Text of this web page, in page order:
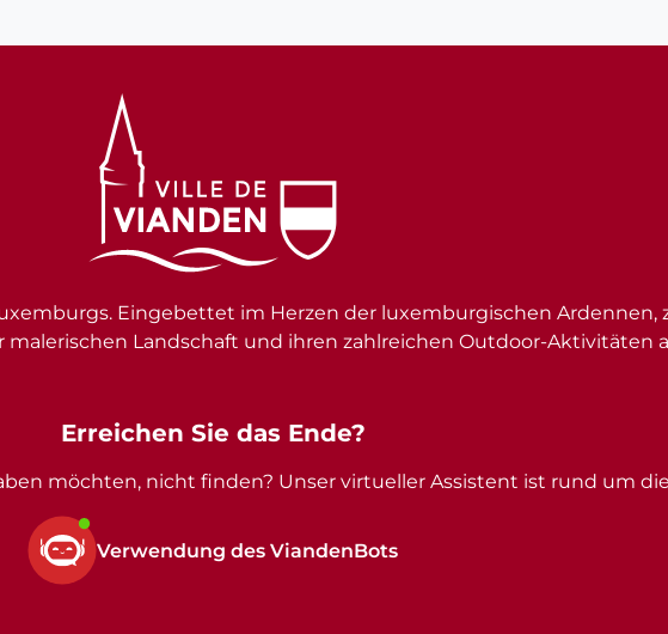
Erreichen Sie das Ende?
möchten, nicht finden? Unser virtueller Assistent ist rund um
Verwendung des ViandenBots
Eingebettet im Herzen der luxemburgischen Ardennen,
Landschaft und ihren zahlreichen Outdoor-Aktivitäten